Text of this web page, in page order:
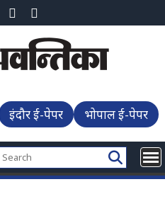
इंदौर ई-पेपर भोपाल ई-पेपर